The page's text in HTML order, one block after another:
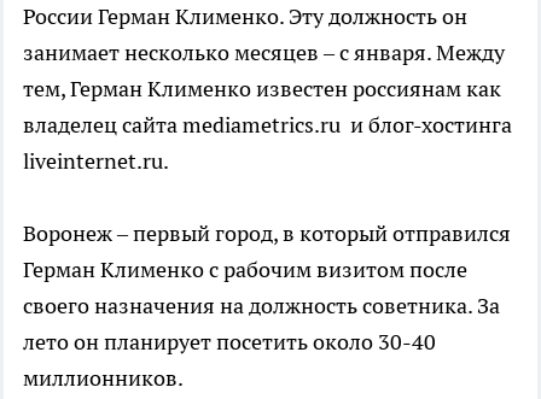
России Герман Клименко. Эту должность он
занимает несколько месяцев – с января. Между
тем, Герман Клименко известен россиянам как
владелец сайта mediametrics.ru и блог-хостинга
liveinternet.ru.
Воронеж – первый город, в который отправился
Герман Клименко с рабочим визитом после
своего назначения на должность советника. За
лето он планирует посетить около 30-40
миллионников.